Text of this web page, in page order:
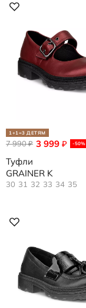
1+1=3 ДЕТЯМ
3 999 ₽ -50%
7 990₽
Туфли
GRAINER K
30 31 32 33 34 35